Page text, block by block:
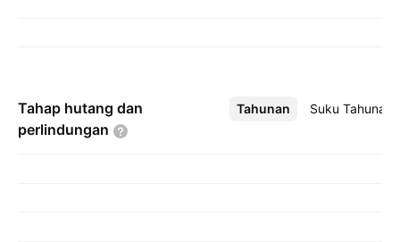
Tahap hutang dan
perlindungan
Tahunan Suku Tahunan
Lebih